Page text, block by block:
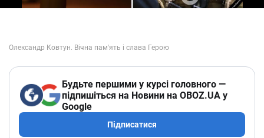
Будьте першими у курсі головного —
підпишіться на Новини на OBOZ.UA у
Google
Підписатися